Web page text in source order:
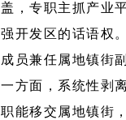
盖，专职主抓产业
强开发区的话语权
成员兼任属地镇街
一方面，系统性剥
职能移交属地镇街